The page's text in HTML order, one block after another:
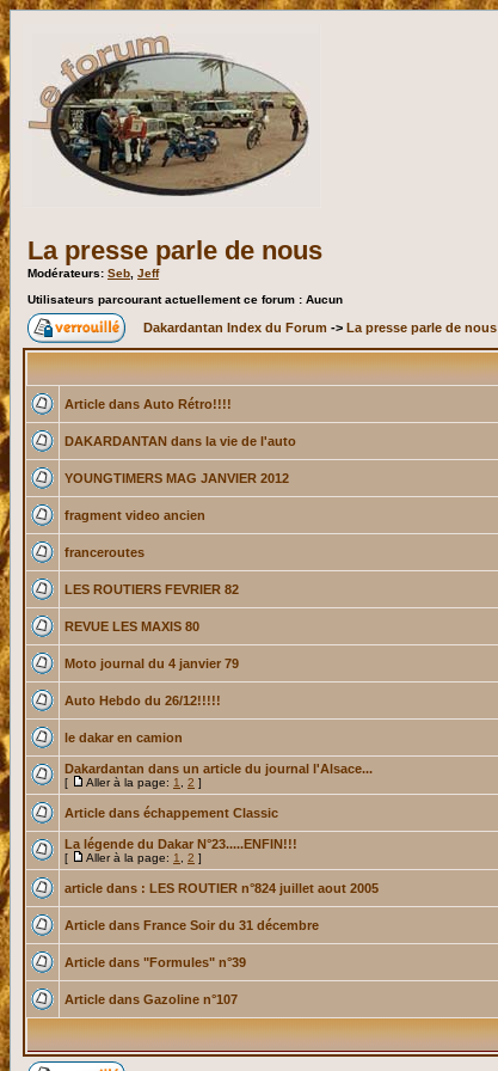
La presse parle de nous
Modérateurs: Seb Jeff
Utilisateurs parcourant actuellement ce forum : Aucun
Dakardantan Index du Forum -> La presse parle de nous
Article dans Auto Rétro!!!!
DAKARDANTAN dans la vie de l'auto
YOUNGTIMERS MAG JANVIER 2012
fragment video ancien
franceroutes
LES ROUTIERS FEVRIER 82
REVUE LES MAXIS 80
Moto journal du 4 janvier 79
Auto Hebdo du 26/12!!!!!
le dakar en camion
Dakardantan dans un article du journal l'Alsace...
[ Aller à la page: 1 2 ]
Article dans échappement Classic
La légende du Dakar N°23.....ENFIN!!!
[ Aller à la page: 1 2 ]
article dans : LES ROUTIER n°824 juillet aout 2005
Article dans France Soir du 31 décembre
Article dans "Formules" n°39
Article dans Gazoline n°107